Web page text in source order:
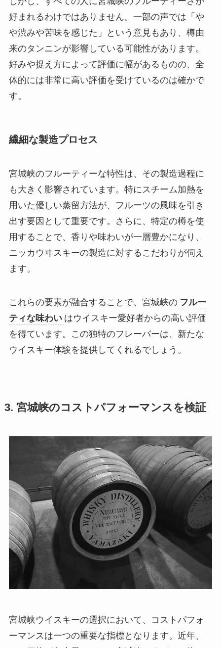
好まれるわけではありません。一部の声では「や
や渋みや苦味を感じた」という意見もあり、樽由
来のタンニンが影響している可能性があります。
好みや捉え方によって評価に幅があるものの、全
体的には非常に高い評価を受けているのは確かで
す。
繊細な製造プロセス
宮城峡のフルーティーな特性は、その製造過程に
も大きく影響されています。特にスチーム加熱を
用いた優しい蒸留方法が、フルーツの風味を引き
出す要因として重要です。さらに、特定の樽を使
用することで、香りや味わいが一層豊かになり、
ニッカウヰスキーの製造に対するこだわりが伺え
ます。
これらの要素が融合することで、宮城峡の フルー
ティな味わい はウイスキー愛好者からの高い評価
を得ています。この独特のフレーバーは、新たな
ウイスキー体験を提供してくれるでしょう。
3. 宮城峡のコストパフォーマンスを検証
宮城峡ウイスキーの選択において、コストパフォ
ーマンスは一つの重要な指標となります。近年、